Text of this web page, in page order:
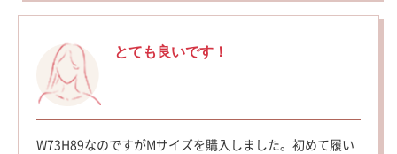
とても良いです！
W73H89なのですがMサイズを購入しました。初めて履い